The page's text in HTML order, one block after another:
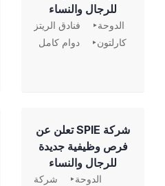
للرجال والنساء
الدوحة
فنادق الريتز
كارلتون
دوام كامل
شركة SPIE تعلن عن
فرص وظيفية جديدة
للرجال والنساء
الدوحة
شركة